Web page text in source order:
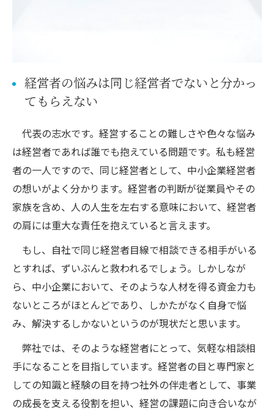
経営者の悩みは同じ経営者でないと分かっ
てもらえない
代表の志水です。経営することの難しさや色々な悩み
は経営者であれば誰でも抱えている問題です。私も経営
者の一人ですので、同じ経営者として、中小企業経営者
の想いがよく分かります。経営者の判断が従業員やその
家族を含め、人の人生を左右する意味において、経営者
の肩には重大な責任を抱えていると言えます。
もし、自社で同じ経営者目線で相談できる相手がいる
とすれば、ずいぶんと救われるでしょう。しかしなが
ら、中小企業において、そのような人材を得る資金力も
ないところがほとんどであり、しかたがなく自身で悩
み、解決するしかないというのが現状だと思います。
弊社では、そのような経営者にとって、気軽な相談相
手になることを目指しています。経営者の目と専門家と
しての知識と経験の目を持つ社外の伴走者として、事業
の成長を支える役割を担い、経営の課題に向き合いなが